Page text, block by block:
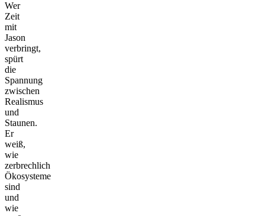
Wer
Zeit
mit
Jason
verbringt,
spürt
die
Spannung
zwischen
Realismus
und
Staunen.
Er
weiß,
wie
zerbrechlich
Ökosysteme
sind
und
wie